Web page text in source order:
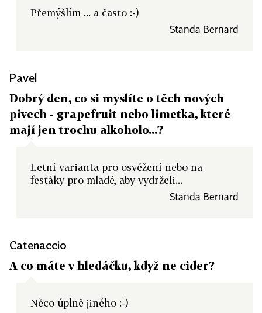
Přemýšlím ... a často :-)
Standa Bernard
Pavel
Dobrý den, co si myslíte o těch nových
pivech - grapefruit nebo limetka, které
mají jen trochu alkoholo...?
Letní varianta pro osvěžení nebo na
fesťáky pro mladé, aby vydrželi...
Standa Bernard
Catenaccio
A co máte v hledáčku, když ne cider?
Něco úplně jiného :-)